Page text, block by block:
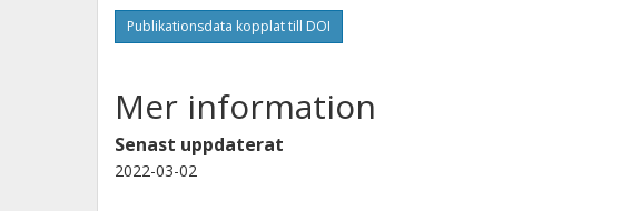
Publikationsdata kopplat till DOI
Mer information
Senast uppdaterat
2022-03-02